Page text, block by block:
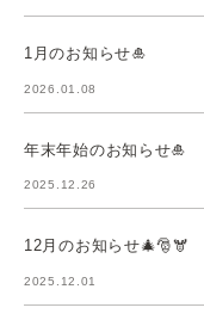
1月のお知らせ🎍
2026.01.08
年末年始のお知らせ🎍
2025.12.26
12月のお知らせ🎄🎅🫎
2025.12.01